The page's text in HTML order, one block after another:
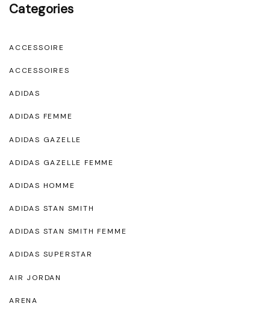
Categories
ACCESSOIRE
ACCESSOIRES
ADIDAS
ADIDAS FEMME
ADIDAS GAZELLE
ADIDAS GAZELLE FEMME
ADIDAS HOMME
ADIDAS STAN SMITH
ADIDAS STAN SMITH FEMME
ADIDAS SUPERSTAR
AIR JORDAN
ARENA